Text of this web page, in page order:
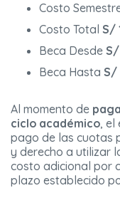
Costo
Costo Total S/
Beca Desde S/
Beca Hasta S/
Al momento de
ciclo académico, el
pago de las cuotas
y derecho a utilizar
costo adicional por
plazo establecido